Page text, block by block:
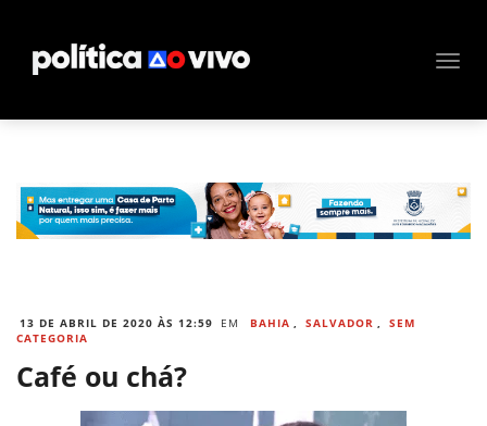
13 DE ABRIL DE 2020 ÀS 12:59 EM BAHIA , SALVADOR ,
SEM
CATEGORIA
Café ou chá?